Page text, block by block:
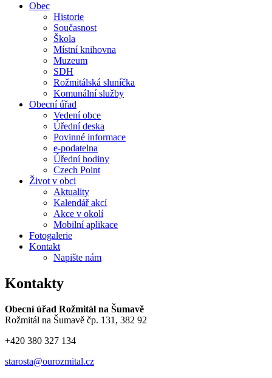
Obec
Historie
Současnost
Škola
Místní knihovna
Muzeum
SDH
Rožmitálská sluníčka
Komunální služby
Obecní úřad
Vedení obce
Úřední deska
Povinné informace
e-podatelna
Úřední hodiny
Czech Point
Život v obci
Aktuality
Kalendář akcí
Akce v okolí
Mobilní aplikace
Fotogalerie
Kontakt
Napište nám
Kontakty
Obecní úřad Rožmitál na Šumavě
Rožmitál na Šumavě čp. 131, 382 92
+420 380 327 134
starosta@ourozmital.cz